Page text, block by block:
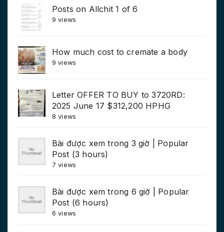
Posts on Allchit 1 of 6
9 views
How much cost to cremate a body
9 views
Letter OFFER TO BUY to 3720RD:
2025 June 17 $312,200 HPHG
8 views
Bài được xem trong 3 giờ | Popular
Post (3 hours)
7 views
Bài được xem trong 6 giờ | Popular
Post (6 hours)
6 views